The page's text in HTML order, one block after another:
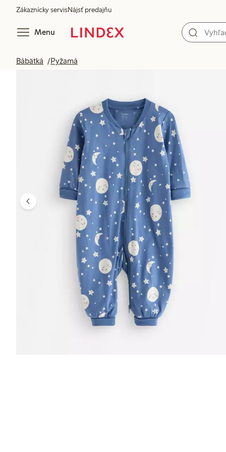
Zákaznícky servisNájsť predajňu
Menu
Bábätká Pyžamá